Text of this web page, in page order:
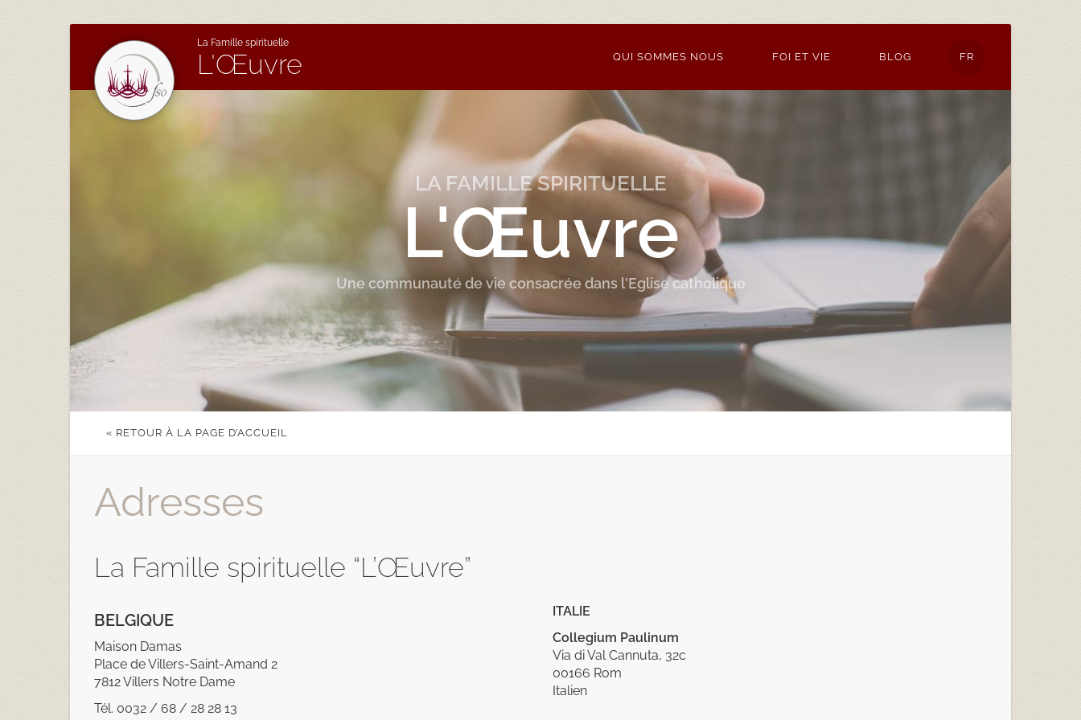
La Famille spirituelle
L'Œuvre QUI SOMMES NOUS FOI ET VIE BLOG FR
LA FAMILLE SPIRITUELLE
L'Œuvre
Une communauté de vie consacrée dans l'Eglise catholique
« RETOUR À LA PAGE D’ACCUEIL
Adresses
La Famille spirituelle “L’Œuvre”
BELGIQUE
Maison Damas
Place de Villers-Saint-Amand 2
7812 Villers Notre Dame
Tél. 0032 / 68 / 28 28 13
ITALIE
Collegium Paulinum
Via di Val Cannuta, 32c
00166 Rom
Italien